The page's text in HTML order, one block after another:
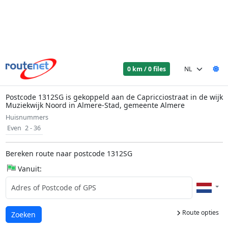
0 km / 0 files
Postcode 1312SG is gekoppeld aan de Capricciostraat in de wijk
Muziekwijk Noord in Almere-Stad, gemeente Almere
Huisnummers
Even 2 - 36
Bereken route naar postcode 1312SG
Vanuit:
Route opties
Laden...
Zoeken